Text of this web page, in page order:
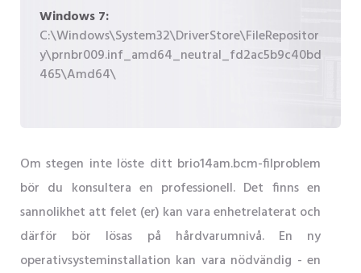
Windows 7:
C:\Windows\System32\DriverStore\FileRepositor
y\prnbr009.inf_amd64_neutral_fd2ac5b9c40bd
465\Amd64\
Om stegen inte löste ditt brio14am.bcm-filproblem
bör du konsultera en professionell. Det finns en
sannolikhet att felet (er) kan vara enhetrelaterat och
därför bör lösas på hårdvarumnivå. En ny
operativsysteminstallation kan vara nödvändig - en